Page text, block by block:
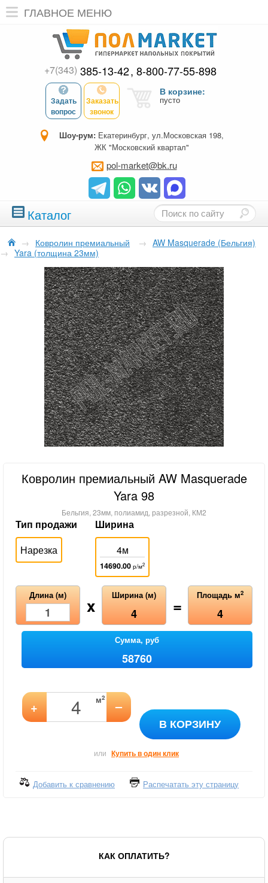
ГЛАВНОЕ МЕНЮ
+7(343) 385-13-42 8-800-77-55-898
Задать
вопрос
Заказать
звонок
В корзине:
пусто
Шоу-рум: Екатеринбург, ул.Московская 198,
ЖК "Московский квартал"
pol-market@bk.ru
Каталог
→ Ковролин премиальный → AW Masquerade (Бельгия)
→ Yara (толщина 23мм)
Ковролин премиальный AW Masquerade
Yara 98
Бельгия, 23мм, полиамид, разрезной, КМ2
Тип продажи
Нарезка
Ширина
4м
14690.00 р/м2
Длина (м) x Ширина (м)
4 = Площадь м2
4
Сумма, руб
58760
+ м2 –
В КОРЗИНУ
или Купить в один клик
Добавить к сравнению Распечатать эту страницу
КАК ОПЛАТИТЬ?